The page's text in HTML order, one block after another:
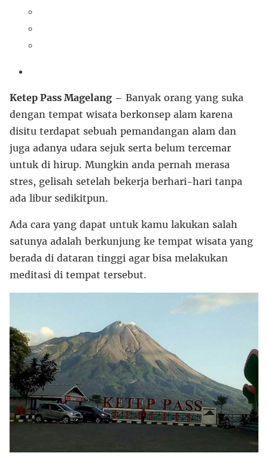
Ketep Pass Magelang – Banyak orang yang suka
dengan tempat wisata berkonsep alam karena
disitu terdapat sebuah pemandangan alam dan
juga adanya udara sejuk serta belum tercemar
untuk di hirup. Mungkin anda pernah merasa
stres, gelisah setelah bekerja berhari-hari tanpa
ada libur sedikitpun.
Ada cara yang dapat untuk kamu lakukan salah
satunya adalah berkunjung ke tempat wisata yang
berada di dataran tinggi agar bisa melakukan
meditasi di tempat tersebut.